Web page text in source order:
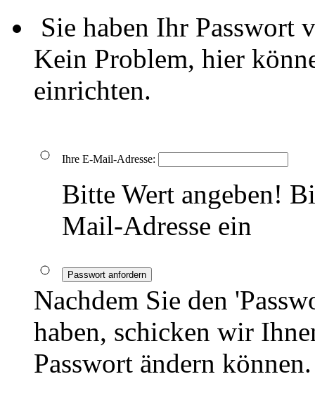
Sie haben Ihr Passwort
Kein Problem, hier
einrichten.
Ihre E-Mail-Adresse:
Bitte Wert angeben!
Mail-Adresse ein
Passwort anfordern
Nachdem Sie den
haben, schicken wir
Passwort ändern können.